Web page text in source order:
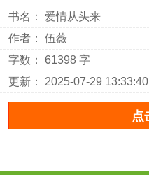
书名： 爱情从头来
作者： 伍薇
字数： 61398 字
更新： 2025-07-29 13:33:40